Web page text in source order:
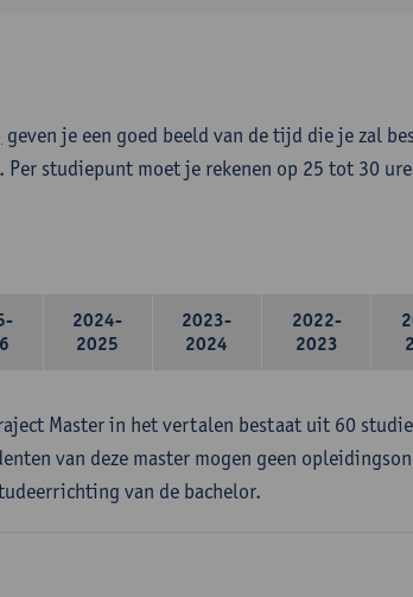
geven je een goed beeld van de tijd die je zal
studiepunt moet je rekenen op 25 tot 30
2024-
2025
2023-
2024
2022-
2023
Master in het vertalen bestaat uit 60
van deze master mogen geen
van de bachelor.